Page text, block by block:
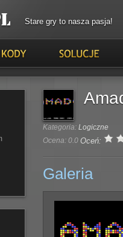
Stare gry to nasza pasja!
Kategoria: Logiczne
Ocena: 0.0 Oceń:
Galeria